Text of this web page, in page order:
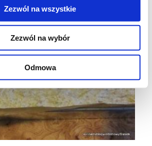
Zezwól na wszystkie
Zezwól na wybór
Odmowa